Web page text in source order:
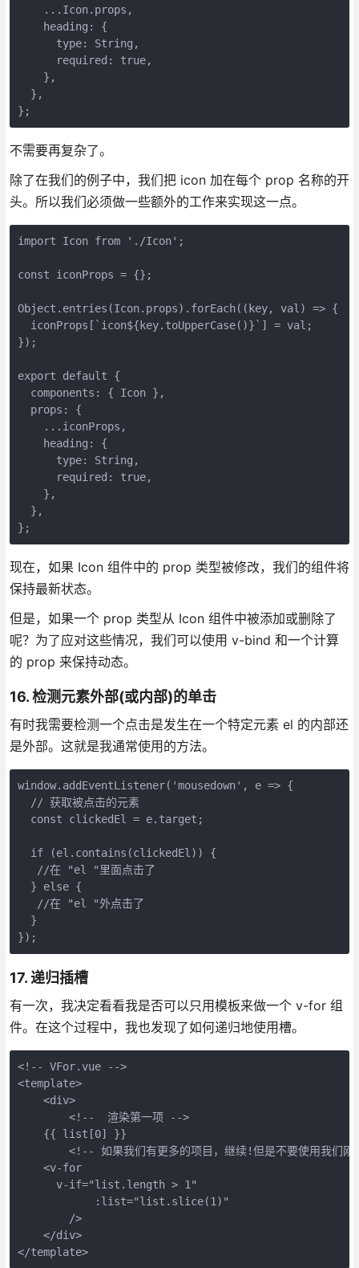
    ...Icon.props,
    heading: {
      type: String,
      required: true,
    },
  },
不需要再复杂了。
除了在我们的例子中，我们把 icon 加在每个 prop 名称的开
头。所以我们必须做一些额外的工作来实现这一点。
import Icon from './Icon';
const iconProps = {};
Object.entries(Icon.props).forEach((key, val) => {
  iconProps[`icon${key.toUpperCase()}`] = val;
});
export default {
  components: { Icon },
  props: {
    ...iconProps,
    heading: {
      type: String,
      required: true,
    },
  },
现在，如果 Icon 组件中的 prop 类型被修改，我们的组件将
保持最新状态。
但是，如果一个 prop 类型从 Icon 组件中被添加或删除了
呢？为了应对这些情况，我们可以使用 v-bind 和一个计算
的 prop 来保持动态。
16. 检测元素外部(或内部)的单击
有时我需要检测一个点击是发生在一个特定元素 el 的内部还
是外部。这就是我通常使用的方法。
window.addEventListener('mousedown', e => {
  // 获取被点击的元素
  const clickedEl = e.target;
  if (el.contains(clickedEl)) {
   //在 "el "里面点击了
  } else {
   //在 "el "外点击了
  }
17. 递归插槽
有一次，我决定看看我是否可以只用模板来做一个 v-for 组
件。在这个过程中，我也发现了如何递归地使用槽。
<!-- VFor.vue -->
<template>
    <div>
        <!--  渲染第一项 -->
    {{ list[0] }}
<!-- 如果我们有更多的项目，继续!但是不要使用我们刚
    <v-for
      v-if="list.length > 1"
            :list="list.slice(1)"
        />
    </div>
</template>